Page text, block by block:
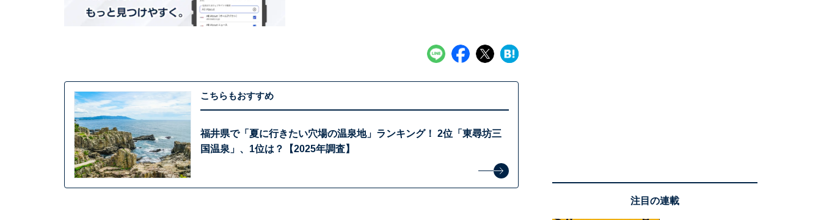
こちらもおすすめ
福井県で「夏に行きたい穴場の温泉地」ランキング！ 2位「東尋坊三
国温泉」、1位は？【2025年調査】
注目の連載